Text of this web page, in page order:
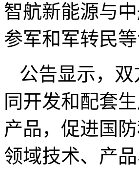
智航新能源与
参军和军转民
公告显示，
同开发和配套
产品，促进国
领域技术、产